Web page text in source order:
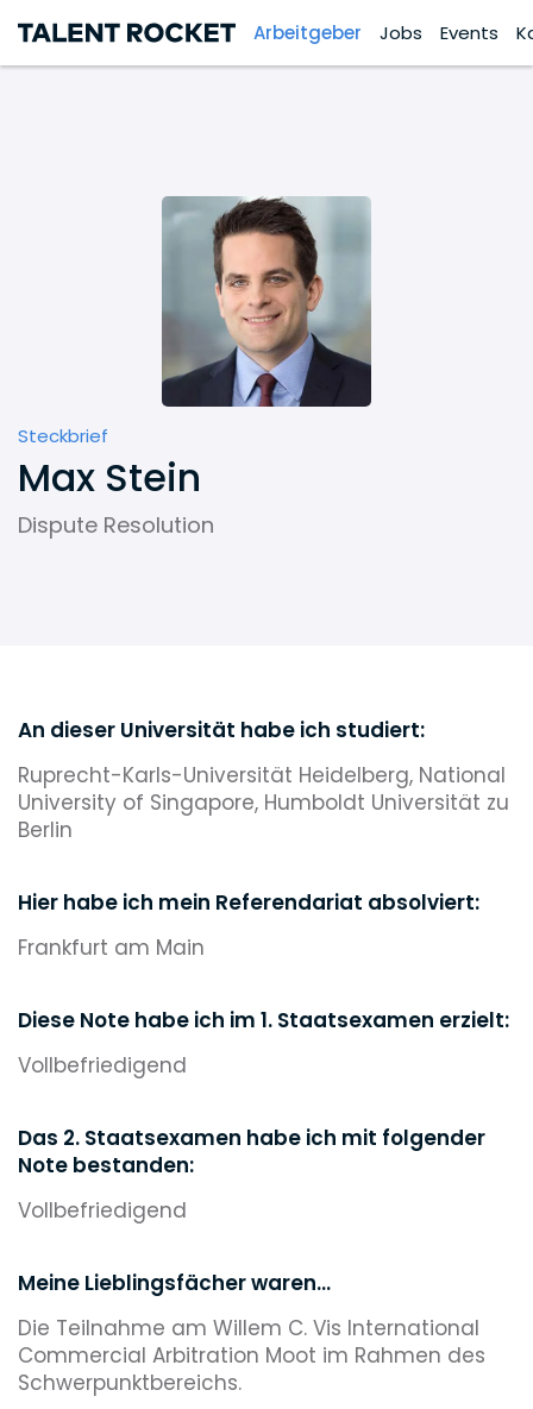
Arbeitgeber Jobs Events
Steckbrief
Max Stein
Dispute Resolution
An dieser Universität habe ich studiert:
Ruprecht-Karls-Universität Heidelberg, National
University of Singapore, Humboldt Universität zu
Berlin
Hier habe ich mein Referendariat absolviert:
Frankfurt am Main
Diese Note habe ich im 1. Staatsexamen erzielt:
Vollbefriedigend
Das 2. Staatsexamen habe ich mit folgender
Note bestanden:
Vollbefriedigend
Meine Lieblingsfächer waren...
Die Teilnahme am Willem C. Vis International
Commercial Arbitration Moot im Rahmen des
Schwerpunktbereichs.